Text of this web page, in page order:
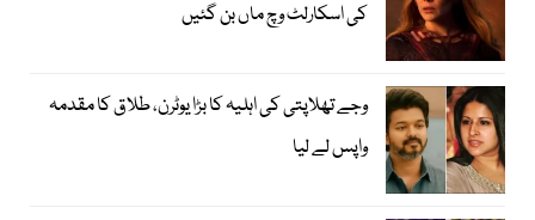
کی اسکارلٹ وچ ماں بن گئیں
وجے تھلاپتی کی اہلیہ کا بڑا یوٹرن، طلاق کا مقدمہ
واپس لے لیا